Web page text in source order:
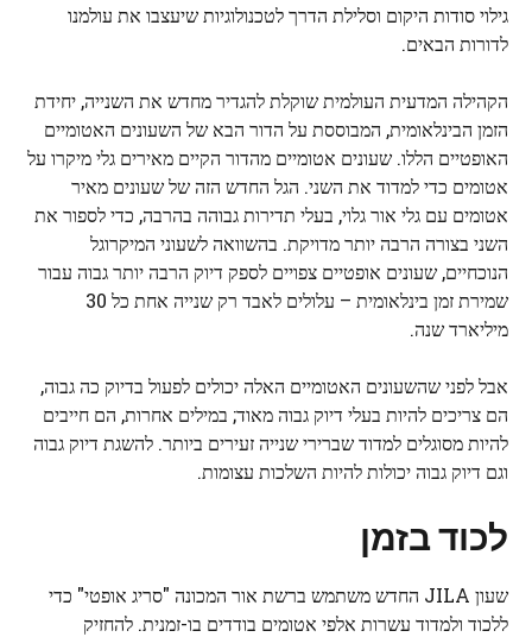
גילוי סודות היקום וסלילת הדרך לטכנולוגיות שיעצבו את עולמנו
לדורות הבאים.
הקהילה המדעית העולמית שוקלת להגדיר מחדש את השנייה, יחידת
הזמן הבינלאומית, המבוססת על הדור הבא של השעונים האטומיים
האופטיים הללו. שעונים אטומיים מהדור הקיים מאירים גלי מיקרו על
אטומים כדי למדוד את השני. הגל החדש הזה של שעונים מאיר
אטומים עם גלי אור גלוי, בעלי תדירות גבוהה בהרבה, כדי לספור את
השני בצורה הרבה יותר מדויקת. בהשוואה לשעוני המיקרוגל
הנוכחיים, שעונים אופטיים צפויים לספק דיוק הרבה יותר גבוה עבור
שמירת זמן בינלאומית – עלולים לאבד רק שנייה אחת כל 30
מיליארד שנה.
אבל לפני שהשעונים האטומיים האלה יכולים לפעול בדיוק כה גבוה,
הם צריכים להיות בעלי דיוק גבוה מאוד; במילים אחרות, הם חייבים
להיות מסוגלים למדוד שברירי שנייה זעירים ביותר. להשגת דיוק גבוה
וגם דיוק גבוה יכולות להיות השלכות עצומות.
לכוד בזמן
שעון JILA החדש משתמש ברשת אור המכונה "סריג אופטי" כדי
ללכוד ולמדוד עשרות אלפי אטומים בודדים בו-זמנית. להחזיק